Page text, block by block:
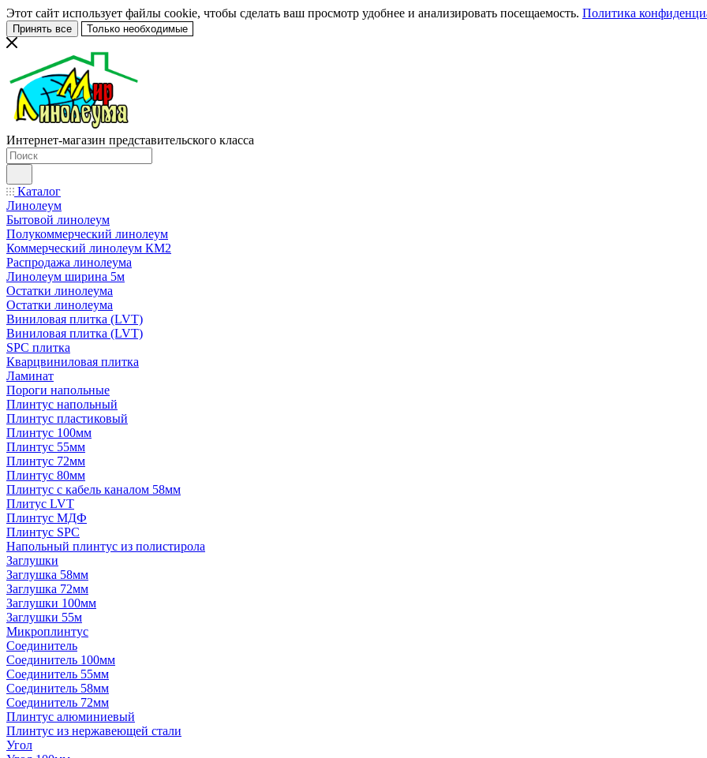
Этот сайт использует файлы cookie, чтобы сделать ваш просмотр удобнее и анализировать посещаемость. Политика
Принять все Только необходимые
Интернет-магазин представительского класса
Каталог
Линолеум
Бытовой линолеум
Полукоммерческий линолеум
Коммерческий линолеум КМ2
Распродажа линолеума
Линолеум ширина 5м
Остатки линолеума
Остатки линолеума
Виниловая плитка (LVT)
Виниловая плитка (LVT)
SPC плитка
Кварцвиниловая плитка
Ламинат
Пороги напольные
Плинтус напольный
Плинтус пластиковый
Плинтус 100мм
Плинтус 55мм
Плинтус 72мм
Плинтус 80мм
Плинтус с кабель каналом 58мм
Плитус LVT
Плинтус МДФ
Плинтус SPC
Напольный плинтус из полистирола
Заглушки
Заглушка 58мм
Заглушка 72мм
Заглушки 100мм
Заглушки 55м
Микроплинтус
Соединитель
Соединитель 100мм
Соединитель 55мм
Соединитель 58мм
Соединитель 72мм
Плинтус алюминиевый
Плинтус из нержавеющей стали
Угол